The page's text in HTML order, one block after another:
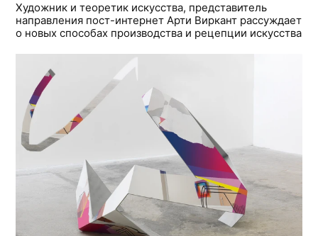
Художник и теоретик искусства, представитель
направления пост-интернет Арти Виркант рассуждает
о новых способах производства и рецепции искусства